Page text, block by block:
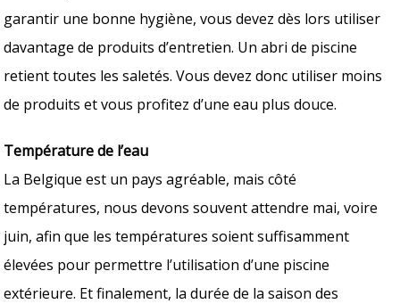
garantir une bonne hygiène, vous devez dès lors utiliser
davantage de produits d’entretien. Un abri de piscine
retient toutes les saletés. Vous devez donc utiliser moins
de produits et vous profitez d’une eau plus douce.
Température de l’eau
La Belgique est un pays agréable, mais côté
températures, nous devons souvent attendre mai, voire
juin, afin que les températures soient suffisamment
élevées pour permettre l’utilisation d’une piscine
extérieure. Et finalement, la durée de la saison des